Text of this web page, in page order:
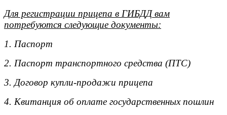
Для регистрации прицепа в ГИБДД вам
потребуются следующие документы:
1. Паспорт
2. Паспорт транспортного средства (ПТС)
3. Договор купли-продажи прицепа
4. Квитанция об оплате государственных пошлин